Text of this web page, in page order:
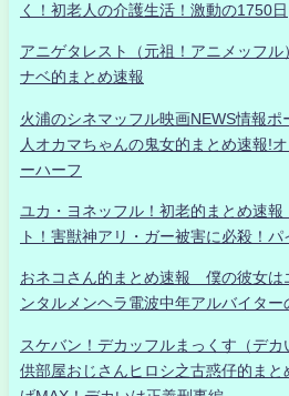
く！初老人の介護生活！激動の1750日
アニゲタレスト（元祖！アニメッフ
ナベ的まとめ速報
火浦のシネマッフル映画NEWS情報
人オカマちゃんの鬼女的まとめ速報!
ーハーフ
ユカ・ヨネッフル！初老的まとめ速
ト！害獣神アリ・ガー被害に必殺！
おネコさん的まとめ速報 僕の彼女は
ンタルメンヘラ電波中年アルバイタ
スケバン！デカッフルまっくす（デ
供部屋おじさんヒロシ之古惑仔的まと